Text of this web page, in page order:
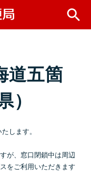
道五箇
します。
が、窓口閉鎖中は周辺
をご利用いただきます